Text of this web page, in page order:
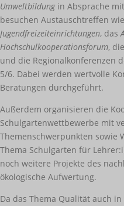
Umweltbildungin Absprache
besuchen Austauschtreffen
Jugendfreizeiteinrichtungen, das
Hochschulkooperationsforum,
und die Regionalkonferenzen
5/6. Dabei werden wertvolle
Beratungen durchgeführt.
Außerdem organisieren die
Schulgartenwettbewerbe mit
Themenschwerpunkten sowie
Thema Schulgarten für
noch weitere Projekte des
ökologische Aufwertung.
Da das Thema Qualität auch